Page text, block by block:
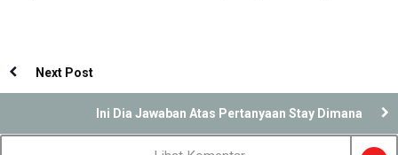
Next Post
Ini Dia Jawaban Atas Pertanyaan Stay Dimana